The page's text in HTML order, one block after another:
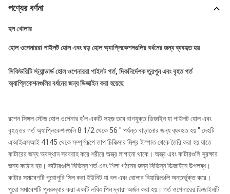
পণ্যের বর্ণনা
হল খোলার
হোল ওপেনাররা পাইলট হোল এবং বড় হোল অ্যাপ্লিকেশনগুলির বর্ধনের জন্য ব্যবহৃত হয়
সিকিউরিটি স্ট্যান্ডার্ড হোল ওপেনাররা পাইলট গর্ত, দিকনির্দেশক তুরপুন এবং বৃহত গর্ত
অ্যাপ্লিকেশনগুলির বর্ধনের জন্য ডিজাইন করা হয়েছে
রশেন সিঙ্গল স্টেজ হোল ওপেনার হ'ল একটি সহজ তবে রাগযুক্ত ডিজাইন যা পাইলট হোল এবং
বৃহত্তর গর্ত অ্যাপ্লিকেশনগুলি 8 1/2 থেকে 56 ″ পর্যন্ত বাড়ানোর জন্য ব্যবহৃত হয় ″ দেহটি
এআইএসআই 4145 থেকে সম্পূর্ণরূপে তাপ চিকিত্সার মিশ্র ইস্পাত থেকে তৈরি করা হয় যাতে
কাটারের জন্য অবস্থান সরবরাহ করে শরীরে অস্ত্র লাগানো থাকে। অস্ত্র এবং কাটারগুলি সুরক্ষার
জন্য কঠোর হয়। কাটারগুলি বিভিন্ন শর্ত এবং শিলা গঠনের জন্য বিভিন্ন ডিজাইনে উপলব্ধ।
কাটার সমাবেশটি পুরোপুরি সিল করা ইউনিট যা বল এবং রোলার বিয়ারিংগুলি অন্তর্ভুক্ত করে।
পুরো সমাবেশটি পুনরুদ্ধার করা একটি লকিং পিন দ্বারা অর্জন করা হয়। গর্ত ওপেনারের ডিজাইনটি